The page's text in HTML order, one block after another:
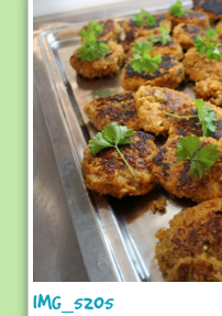
IMG_5205